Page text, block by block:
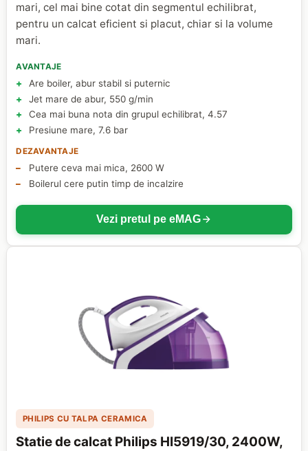
mari, cel mai bine cotat din segmentul echilibrat,
pentru un calcat eficient si placut, chiar si la volume
mari.
AVANTAJE
Are boiler, abur stabil si puternic
Jet mare de abur, 550 g/min
Cea mai buna nota din grupul echilibrat, 4.57
Presiune mare, 7.6 bar
DEZAVANTAJE
Putere ceva mai mica, 2600 W
Boilerul cere putin timp de incalzire
Vezi pretul pe eMAG
PHILIPS CU TALPA CERAMICA
Statie de calcat Philips HI5919/30, 2400W,